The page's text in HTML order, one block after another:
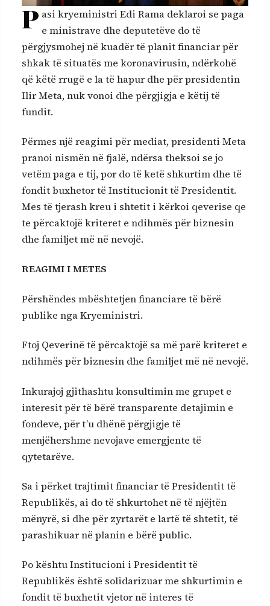
P asi kryeministri Edi Rama deklaroi se paga
e ministrave dhe deputetëve do të
përgjysmohej në kuadër të planit financiar për
shkak të situatës me koronavirusin, ndërkohë
që këtë rrugë e la të hapur dhe për presidentin
Ilir Meta, nuk vonoi dhe përgjigja e këtij të
fundit.
Përmes një reagimi për mediat, presidenti Meta
pranoi nismën në fjalë, ndërsa theksoi se jo
vetëm paga e tij, por do të ketë shkurtim dhe të
fondit buxhetor të Institucionit të Presidentit.
Mes të tjerash kreu i shtetit i kërkoi qeverise qe
te përcaktojë kriteret e ndihmës për biznesin
dhe familjet më në nevojë.
REAGIMI I METES
Përshëndes mbështetjen financiare të bërë
publike nga Kryeministri.
Ftoj Qeverinë të përcaktojë sa më parë kriteret e
ndihmës për biznesin dhe familjet më në nevojë.
Inkurajoj gjithashtu konsultimin me grupet e
interesit për të bërë transparente detajimin e
fondeve, për t’u dhënë përgjigje të
menjëhershme nevojave emergjente të
qytetarëve.
Sa i përket trajtimit financiar të Presidentit të
Republikës, ai do të shkurtohet në të njëjtën
mënyrë, si dhe për zyrtarët e lartë të shtetit, të
parashikuar në planin e bërë public.
Po kështu Institucioni i Presidentit të
Republikës është solidarizuar me shkurtimin e
fondit të buxhetit vjetor në interes të